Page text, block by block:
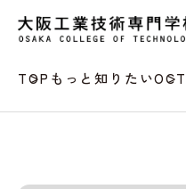
TOP もっと知りたいOCT